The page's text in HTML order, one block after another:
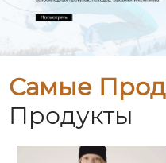
Самые
Продукты